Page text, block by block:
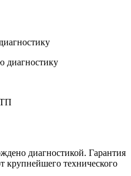
диагностику
диагностикой. Гарантия
крупнейшего технического